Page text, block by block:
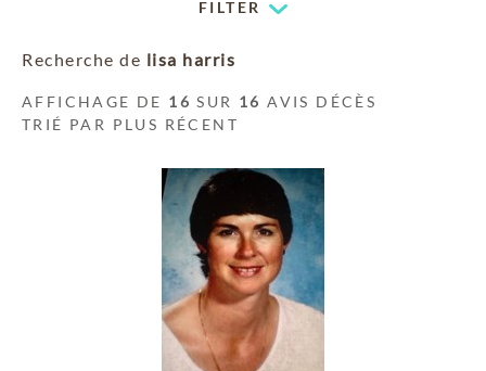
FILTER
Recherche de lisa harris
AFFICHAGE DE 16 SUR 16 AVIS DÉCÈS
TRIÉ PAR PLUS RÉCENT